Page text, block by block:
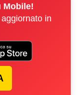
Mobile!
in